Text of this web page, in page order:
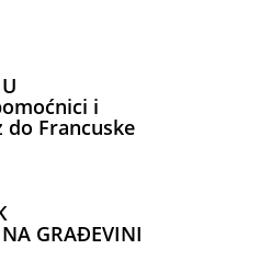
i
do Francuske
GRAĐEVINI